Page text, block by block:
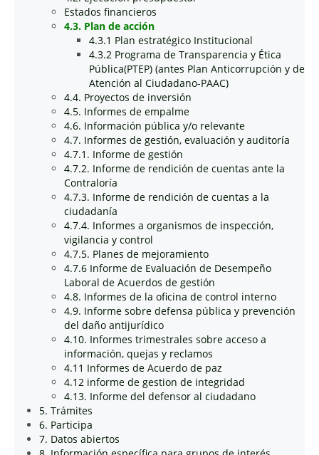
Estados financieros
4.3. Plan de acción
4.3.1 Plan estratégico Institucional
4.3.2 Programa de Transparencia y Ética
Pública(PTEP) (antes Plan Anticorrupción y de
Atención al Ciudadano-PAAC)
4.4. Proyectos de inversión
4.5. Informes de empalme
4.6. Información pública y/o relevante
4.7. Informes de gestión, evaluación y auditoría
4.7.1. Informe de gestión
4.7.2. Informe de rendición de cuentas ante la
Contraloría
4.7.3. Informe de rendición de cuentas a la
ciudadanía
4.7.4. Informes a organismos de inspección,
vigilancia y control
4.7.5. Planes de mejoramiento
4.7.6 Informe de Evaluación de Desempeño
Laboral de Acuerdos de gestión
4.8. Informes de la oficina de control interno
4.9. Informe sobre defensa pública y prevención
del daño antijurídico
4.10. Informes trimestrales sobre acceso a
información, quejas y reclamos
4.11 Informes de Acuerdo de paz
4.12 informe de gestion de integridad
4.13. Informe del defensor al ciudadano
5. Trámites
6. Participa
7. Datos abiertos